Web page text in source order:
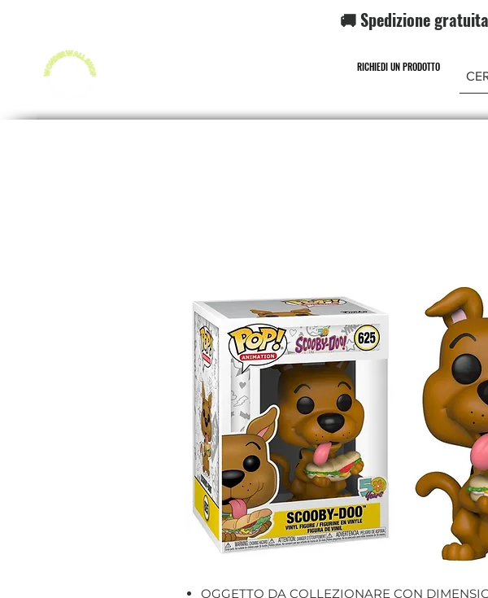
🚚 Spedizione
RICHIEDI UN PRODOTTO
OGGETTO DA COLLEZIONARE CON